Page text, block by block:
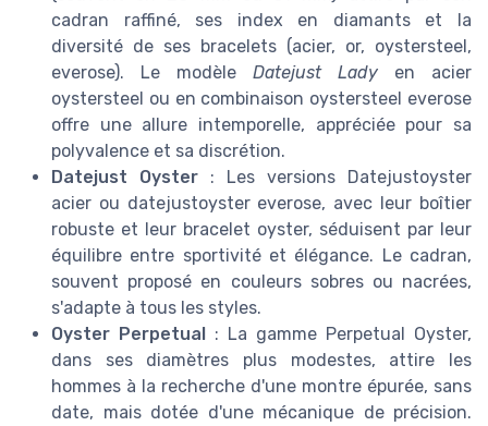
cadran raffiné, ses index en diamants et la
diversité de ses bracelets (acier, or, oystersteel,
everose). Le modèle Datejust Lady en acier
oystersteel ou en combinaison oystersteel everose
offre une allure intemporelle, appréciée pour sa
polyvalence et sa discrétion.
Datejust Oyster : Les versions Datejustoyster
acier ou datejustoyster everose, avec leur boîtier
robuste et leur bracelet oyster, séduisent par leur
équilibre entre sportivité et élégance. Le cadran,
souvent proposé en couleurs sobres ou nacrées,
s'adapte à tous les styles.
Oyster Perpetual : La gamme Perpetual Oyster,
dans ses diamètres plus modestes, attire les
hommes à la recherche d'une montre épurée, sans
date, mais dotée d'une mécanique de précision.